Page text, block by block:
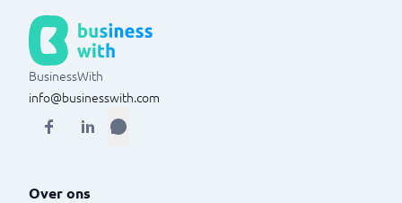
BusinessWith
info@businesswith.com
Over ons